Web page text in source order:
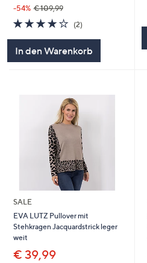
-54% € 109,99
4.0
von
5
(2)
In den Warenkorb
SALE
EVA LUTZ Pullover mit
Stehkragen Jacquardstrick leger
weit
€ 39,99